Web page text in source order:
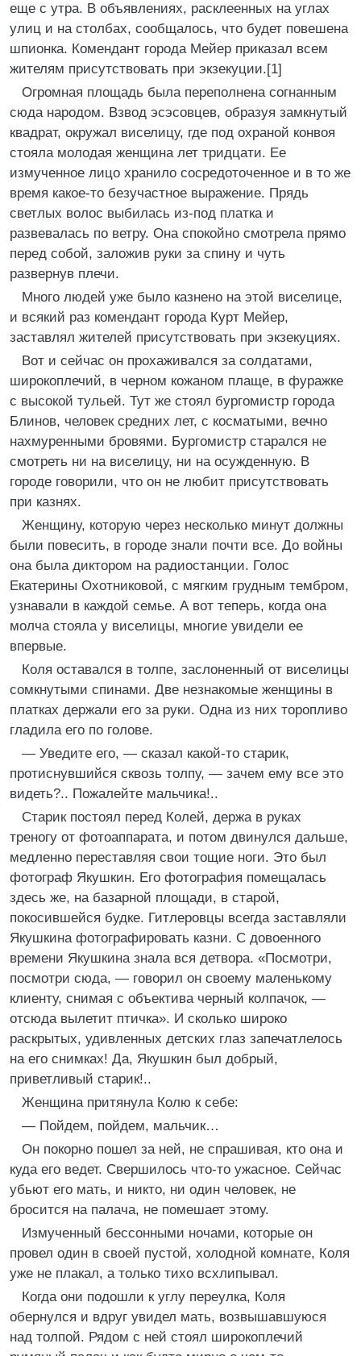
еще с утра. В объявлениях, расклеенных на углах
улиц и на столбах, сообщалось, что будет повешена
шпионка. Комендант города Мейер приказал всем
жителям присутствовать при экзекуции.[1]
Огромная площадь была переполнена согнанным
сюда народом. Взвод эсэсовцев, образуя замкнутый
квадрат, окружал виселицу, где под охраной конвоя
стояла молодая женщина лет тридцати. Ее
измученное лицо хранило сосредоточенное и в то же
время какое-то безучастное выражение. Прядь
светлых волос выбилась из-под платка и
развевалась по ветру. Она спокойно смотрела прямо
перед собой, заложив руки за спину и чуть
развернув плечи.
Много людей уже было казнено на этой виселице,
и всякий раз комендант города Курт Мейер,
заставлял жителей присутствовать при экзекуциях.
Вот и сейчас он прохаживался за солдатами,
широкоплечий, в черном кожаном плаще, в фуражке
с высокой тульей. Тут же стоял бургомистр города
Блинов, человек средних лет, с косматыми, вечно
нахмуренными бровями. Бургомистр старался не
смотреть ни на виселицу, ни на осужденную. В
городе говорили, что он не любит присутствовать
при казнях.
Женщину, которую через несколько минут должны
были повесить, в городе знали почти все. До войны
она была диктором на радиостанции. Голос
Екатерины Охотниковой, с мягким грудным тембром,
узнавали в каждой семье. А вот теперь, когда она
молча стояла у виселицы, многие увидели ее
впервые.
Коля оставался в толпе, заслоненный от виселицы
сомкнутыми спинами. Две незнакомые женщины в
платках держали его за руки. Одна из них торопливо
гладила его по голове.
— Уведите его, — сказал какой-то старик,
протиснувшийся сквозь толпу, — зачем ему все это
видеть?.. Пожалейте мальчика!..
Старик постоял перед Колей, держа в руках
треногу от фотоаппарата, и потом двинулся дальше,
медленно переставляя свои тощие ноги. Это был
фотограф Якушкин. Его фотография помещалась
здесь же, на базарной площади, в старой,
покосившейся будке. Гитлеровцы всегда заставляли
Якушкина фотографировать казни. С довоенного
времени Якушкина знала вся детвора. «Посмотри,
посмотри сюда, — говорил он своему маленькому
клиенту, снимая с объектива черный колпачок, —
отсюда вылетит птичка». И сколько широко
раскрытых, удивленных детских глаз запечатлелось
на его снимках! Да, Якушкин был добрый,
приветливый старик!..
Женщина притянула Колю к себе:
— Пойдем, пойдем, мальчик…
Он покорно пошел за ней, не спрашивая, кто она и
куда его ведет. Свершилось что-то ужасное. Сейчас
убьют его мать, и никто, ни один человек, не
бросится на палача, не помешает этому.
Измученный бессонными ночами, которые он
провел один в своей пустой, холодной комнате, Коля
уже не плакал, а только тихо всхлипывал.
Когда они подошли к углу переулка, Коля
обернулся и вдруг увидел мать, возвышавшуюся
над толпой. Рядом с ней стоял широкоплечий